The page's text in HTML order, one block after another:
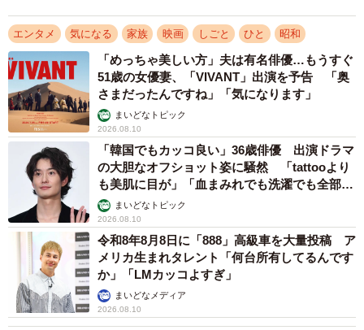
3/5
終戦80周年平和記念作品『ハオト』
「2005年の初演を観に来てくれた政伸君が『丈さん、これ
映画にした方がいいよ！』と言ったんです。彼は元々映画
エンタメ 気になる 家族 映画 しごと ひと 昭和
「めっちゃ美しい方」夫は有名俳優…もうすぐ
51歳の女優妻、「VIVANT」出演を予告 「奥
さまだったんですね」「気になります」
まいどなトピック
2026.08.10
「韓国でもカッコ良い」36歳俳優 出演ドラマ
の大胆なオフショット姿に騒然 「tattooより
も美肌に目が」「血まみれでも洗濯でも全部か
っこいい」
まいどなトピック
2026.08.10
令和8年8月8日に「888」高級車を大量投稿 ア
メリカ生まれタレント「何台所有してるんです
か」「LMカッコよすぎ」
まいどなメディア
2026.08.10